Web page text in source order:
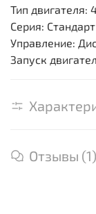
Тип двигателя:
Серия: Стандарт
Управление:
Запуск
Отзывы (1)